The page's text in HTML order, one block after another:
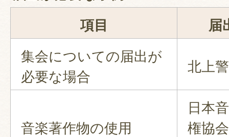
項目
届
集会についての届出が
必要な場合
北上
音楽著作物の使用
日本
権協会